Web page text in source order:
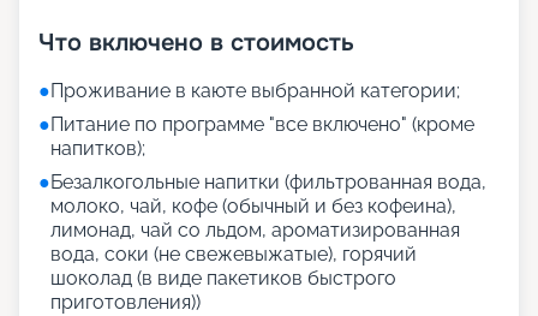
Что включено в стоимость
●Проживание в каюте выбранной категории;
●Питание по программе "все включено" (кроме
напитков);
●Безалкогольные напитки (фильтрованная вода,
молоко, чай, кофе (обычный и без кофеина),
лимонад, чай со льдом, ароматизированная
вода, соки (не свежевыжатые), горячий
шоколад (в виде пакетиков быстрого
приготовления))